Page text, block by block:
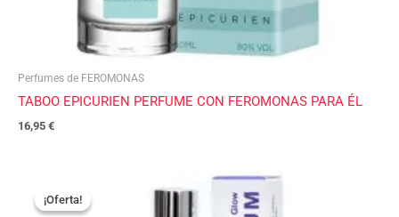
Perfumes de FEROMONAS
TABOO EPICURIEN PERFUME CON FEROMONAS PARA ÉL
16,95 €
¡Oferta!
¡Oferta!
precio
original